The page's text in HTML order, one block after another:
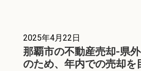
2025年4月22日
那覇市の不動産売却-県
のため、年内での売却を